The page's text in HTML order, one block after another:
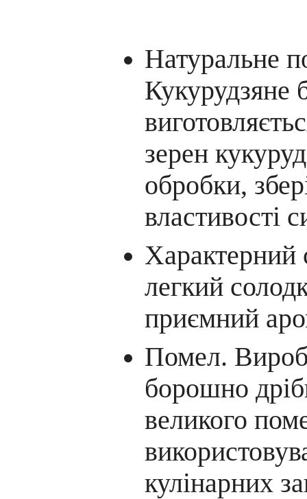
Натуральне
Кукурудзяне
зерен
обробки,
властивості
легкий
приємний
Помел.
борошно
великого
кулінарних